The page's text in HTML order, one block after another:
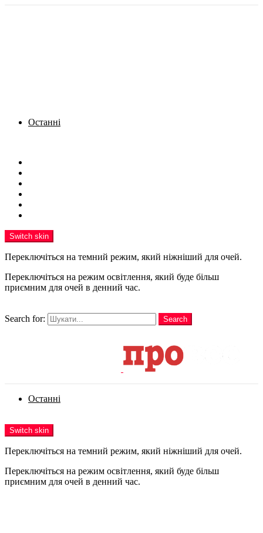
Останні
Switch skin
Переключіться на темний режим, який ніжніший для очей.
Переключіться на режим освітлення, який буде більш
приємним для очей в денний час.
Search for:
Search
Останні
Switch skin
Переключіться на темний режим, який ніжніший для очей.
Переключіться на режим освітлення, який буде більш
приємним для очей в денний час.